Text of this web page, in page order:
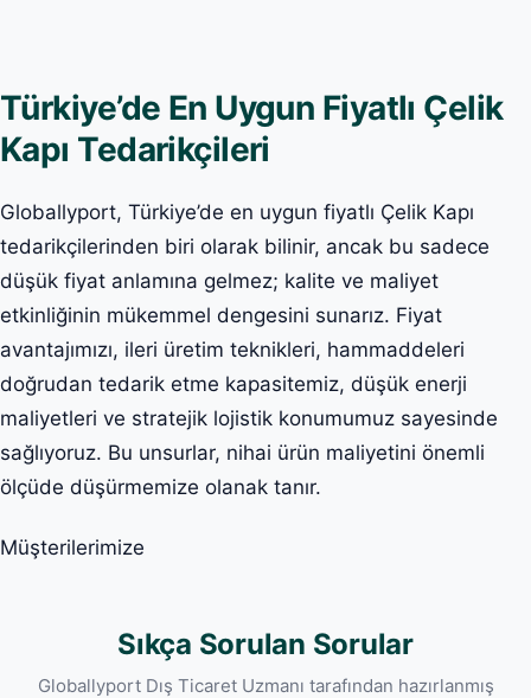
Türkiye’de En Uygun Fiyatlı Çelik
Kapı Tedarikçileri
Globallyport, Türkiye’de en uygun fiyatlı Çelik Kapı
tedarikçilerinden biri olarak bilinir, ancak bu sadece
düşük fiyat anlamına gelmez; kalite ve maliyet
etkinliğinin mükemmel dengesini sunarız. Fiyat
avantajımızı, ileri üretim teknikleri, hammaddeleri
doğrudan tedarik etme kapasitemiz, düşük enerji
maliyetleri ve stratejik lojistik konumumuz sayesinde
sağlıyoruz. Bu unsurlar, nihai ürün maliyetini önemli
ölçüde düşürmemize olanak tanır.
Müşterilerimize
Sıkça Sorulan Sorular
Globallyport Dış Ticaret Uzmanı tarafından hazırlanmış